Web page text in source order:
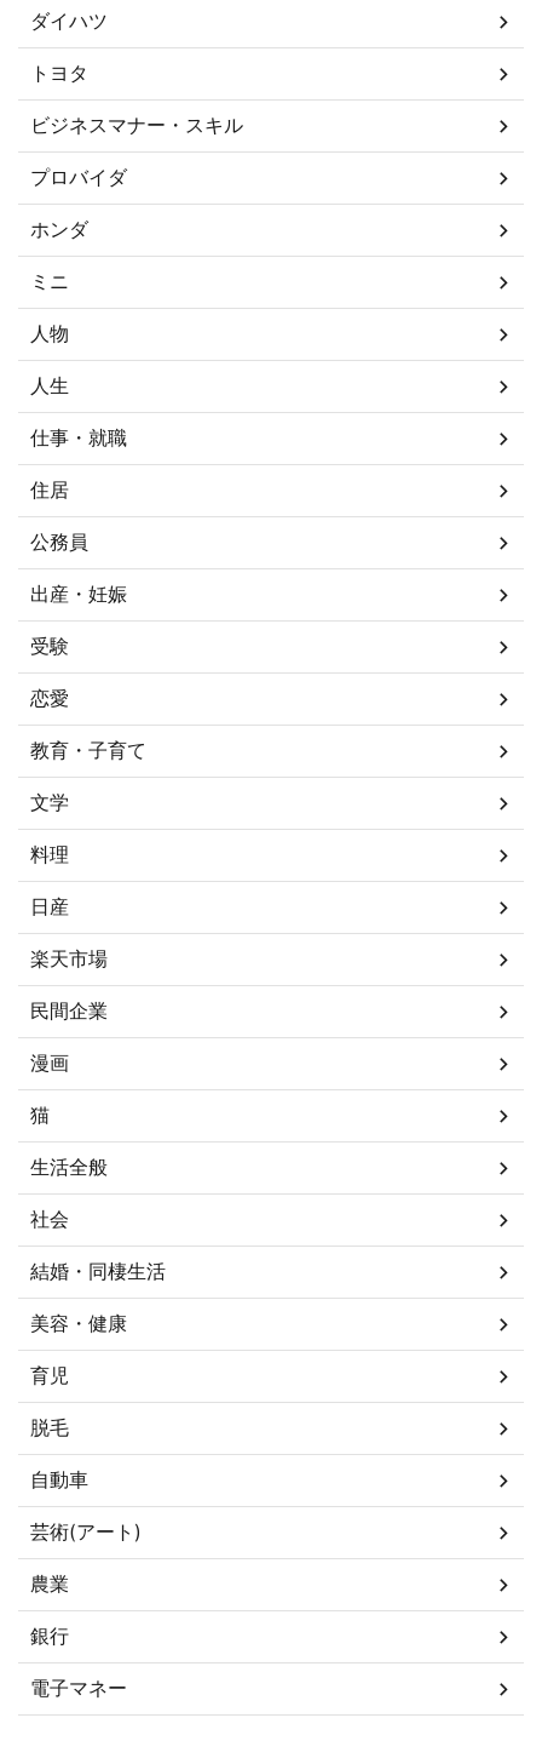
ダイハツ
トヨタ
ビジネスマナー・スキル
プロバイダ
ホンダ
ミニ
人物
人生
仕事・就職
住居
公務員
出産・妊娠
受験
恋愛
教育・子育て
文学
料理
日産
楽天市場
民間企業
漫画
猫
生活全般
社会
結婚・同棲生活
美容・健康
育児
脱毛
自動車
芸術(アート)
農業
銀行
電子マネー